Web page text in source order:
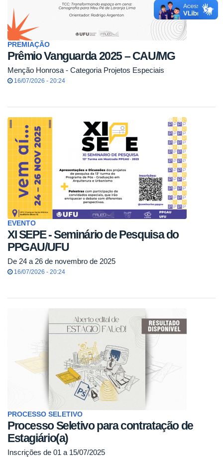
PREMIAÇÃO
Prêmio Vanguarda 2025 – CAU/MG
Menção Honrosa - Categoria Projetos Especiais
16/07/2026 - 20:24
EVENTO
XI SEPE - Seminário de Pesquisa do
PPGAU/UFU
De 24 a 26 de novembro de 2025
16/07/2026 - 20:24
PROCESSO SELETIVO
Processo Seletivo para contratação de
Estagiário(a)
Inscrições de 01 a 15/07/2025